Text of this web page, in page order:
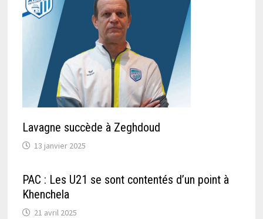
Lavagne succède à Zeghdoud
13 janvier 2025
PAC : Les U21 se sont contentés d’un point à
Khenchela
21 avril 2025